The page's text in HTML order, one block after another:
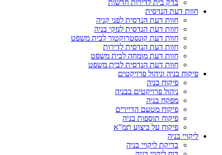
בדק בית לדירות חדשות
חוות דעת הנדסית
חוות דעת הנדסית לפני קניה
חוות דעת הנדסית לנזקי בניה
חוות דעת קונסטרוקטור לבית משפט
חוות דעת הנדסית לדירות
חוות דעת מומחה לבית משפט
חוות דעת הנדסית לבית משפט
פיקוח בניה וניהול פרויקטים
פיקוח בניה
ניהול פרויקטים בבניה
מפקח בניה
פיקוח מטעם הדיירים
פיקוח תוספות בניה
פיקוח על ביצוע תמ”א
ליקויי בניה
בדיקת ליקויי בניה